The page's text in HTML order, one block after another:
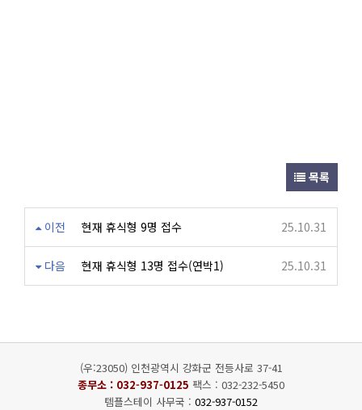
목록
이전 현재 휴식형 9명 접수 25.10.31
다음 현재 휴식형 13명 접수(연박1) 25.10.31
(우:23050) 인천광역시 강화군 전등사로 37-41
종무소 : 032-937-0125 팩스 : 032-232-5450
템플스테이 사무국 : 032-937-0152